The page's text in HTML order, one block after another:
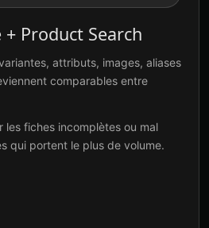
Product Search
attributs, images, aliases
comparables entre
les fiches incomplètes ou mal
qui portent le plus de volume.